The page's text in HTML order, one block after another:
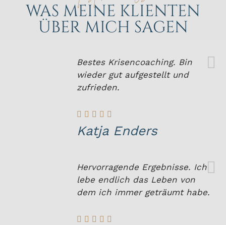
WAS MEINE KLIENTEN
ÜBER MICH SAGEN
Bestes Krisencoaching. Bin
wieder gut aufgestellt und
zufrieden.
Katja Enders
Hervorragende Ergebnisse. Ich
lebe endlich das Leben von
dem ich immer geträumt habe.